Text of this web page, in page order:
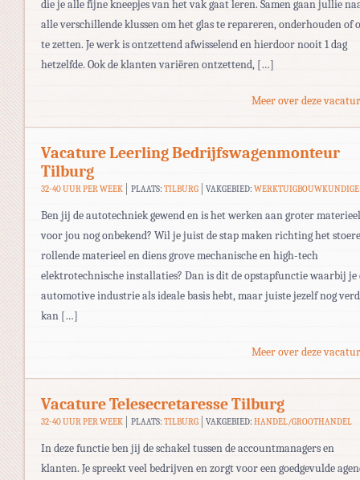
die je alle fijne kneepjes van het vak gaat leren. Samen gaan jullie
alle verschillende klussen om het glas te repareren, onderhouden of
te zetten. Je werk is ontzettend afwisselend en hierdoor nooit 1 dag
hetzelfde. Ook de klanten variëren ontzettend, […]
Meer over deze
Vacature Leerling Bedrijfswagenmonteur
Tilburg
32-40 UUR PER WEEK PLAATS: TILBURG VAKGEBIED:WERKTUIGBOUWKUNDIGE
Ben jij de autotechniek gewend en is het werken aan groter materieel
voor jou nog onbekend? Wil je juist de stap maken richting het stoere
rollende materieel en diens grove mechanische en high-tech
elektrotechnische installaties? Dan is dit de opstapfunctie waarbij je
automotive industrie als ideale basis hebt, maar juiste jezelf nog
kan […]
Meer over deze
Vacature Telesecretaresse Tilburg
32-40 UUR PER WEEK PLAATS: TILBURG VAKGEBIED:HANDEL/GROOTHANDEL
In deze functie ben jij de schakel tussen de accountmanagers en
klanten. Je spreekt veel bedrijven en zorgt voor een goedgevulde